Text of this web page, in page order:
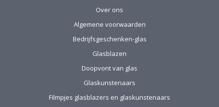
Over ons
Algemene voorwaarden
Bedrijfsgeschenken-glas
Glasblazen
Doopvont van glas
Glaskunstenaars
Filmpjes glasblazers en glaskunstenaars